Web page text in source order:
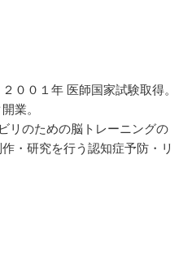
００１年 医師国家試験取得。
業。
リのための脳トレーニングの
・研究を行う認知症予防・リ